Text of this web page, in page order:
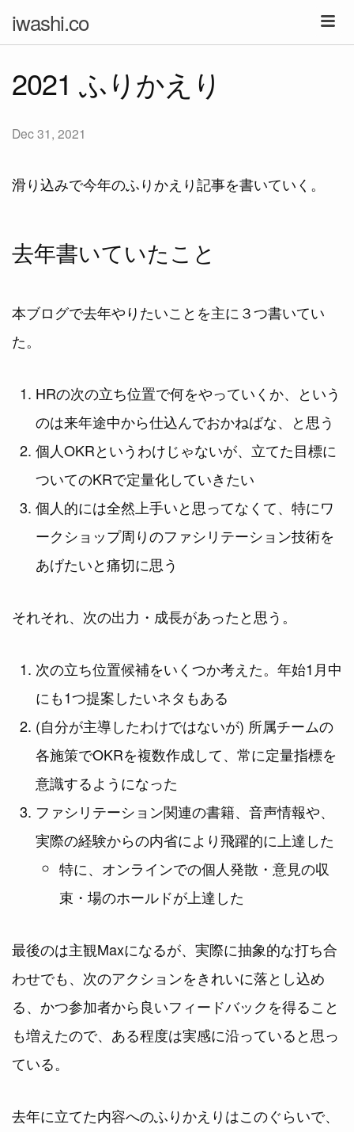
iwashi.co
2021 ふりかえり
Dec 31, 2021
滑り込みで今年のふりかえり記事を書いていく。
去年書いていたこと
本ブログで去年やりたいことを主に３つ書いてい
た。
HRの次の立ち位置で何をやっていくか、という
のは来年途中から仕込んでおかねばな、と思う
個人OKRというわけじゃないが、立てた目標に
ついてのKRで定量化していきたい
個人的には全然上手いと思ってなくて、特にワ
ークショップ周りのファシリテーション技術を
あげたいと痛切に思う
それそれ、次の出力・成長があったと思う。
次の立ち位置候補をいくつか考えた。年始1月中
にも1つ提案したいネタもある
(自分が主導したわけではないが) 所属チームの
各施策でOKRを複数作成して、常に定量指標を
意識するようになった
ファシリテーション関連の書籍、音声情報や、
実際の経験からの内省により飛躍的に上達した
特に、オンラインでの個人発散・意見の収
束・場のホールドが上達した
最後のは主観Maxになるが、実際に抽象的な打ち合
わせでも、次のアクションをきれいに落とし込め
る、かつ参加者から良いフィードバックを得ること
も増えたので、ある程度は実感に沿っていると思っ
ている。
去年に立てた内容へのふりかえりはこのぐらいで、